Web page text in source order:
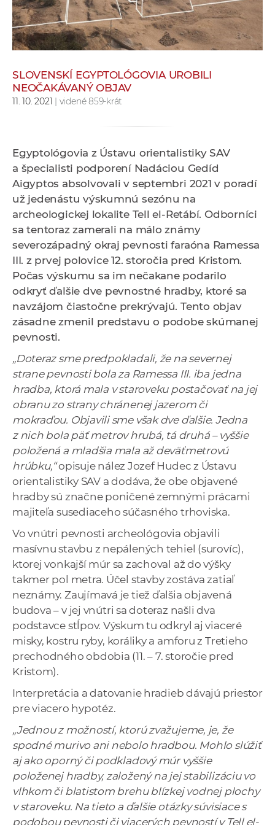
e
v
p
r
í
k
o
h
S
A
V
SLOVENSKÍ EGYPTOLÓGOVIA UROBILI
NEOČAKÁVANÝ OBJAV
11. 10. 2021 | videné 859-krát
Egyptológovia z Ústavu orientalistiky SAV
a špecialisti podporení Nadáciou Gedíd
Aigyptos absolvovali v septembri 2021 v poradí
už jedenástu výskumnú sezónu na
archeologickej lokalite Tell el-Retábí. Odborníci
sa tentoraz zamerali na málo známy
severozápadný okraj pevnosti faraóna Ramessa
III. z prvej polovice 12. storočia pred Kristom.
Počas výskumu sa im nečakane podarilo
odkryť ďalšie dve pevnostné hradby, ktoré sa
navzájom čiastočne prekrývajú. Tento objav
zásadne zmenil predstavu o podobe skúmanej
pevnosti.
„Doteraz sme predpokladali, že na severnej
strane pevnosti bola za Ramessa III. iba jedna
hradba, ktorá mala v staroveku postačovať na jej
obranu zo strany chránenej jazerom či
mokraďou. Objavili sme však dve ďalšie. Jedna
z nich bola päť metrov hrubá, tá druhá – vyššie
položená a mladšia mala až deväťmetrovú
hrúbku,“opisuje nález Jozef Hudec z Ústavu
orientalistiky SAV a dodáva, že obe objavené
hradby sú značne poničené zemnými prácami
majiteľa susediaceho súčasného trhoviska.
Vo vnútri pevnosti archeológovia objavili
masívnu stavbu z nepálených tehiel (surovíc),
ktorej vonkajší múr sa zachoval až do výšky
takmer pol metra. Účel stavby zostáva zatiaľ
neznámy. Zaujímavá je tiež ďalšia objavená
budova – v jej vnútri sa doteraz našli dva
podstavce stĺpov. Výskum tu odkryl aj viaceré
misky, kostru ryby, koráliky a amforu z Tretieho
prechodného obdobia (11. – 7. storočie pred
Kristom).
Interpretácia a datovanie hradieb dávajú priestor
pre viacero hypotéz.
„Jednou z možností, ktorú zvažujeme, je, že
spodné murivo ani nebolo hradbou. Mohlo slúžiť
aj ako oporný či podkladový múr vyššie
položenej hradby, založený na jej stabilizáciu vo
vlhkom či blatistom brehu blízkej vodnej plochy
v staroveku. Na tieto a ďalšie otázky súvisiace s
podobou pevnosti či viacerých pevností v Tell el-